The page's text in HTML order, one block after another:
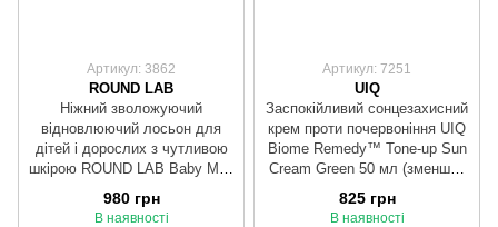
Артикул: 3862
ROUND LAB
Ніжний зволожуючий
відновлюючий лосьон для
дітей і дорослих з чутливою
шкірою ROUND LAB Baby Mild
Lotion 300 мл
980 грн
В наявності
Артикул: 7251
UIQ
Заспокійливий сонцезахисний
крем проти почервоніння UIQ
Biome Remedy™ Tone-up Sun
Cream Green 50 мл (зменшує
почервоніння)
825 грн
В наявності